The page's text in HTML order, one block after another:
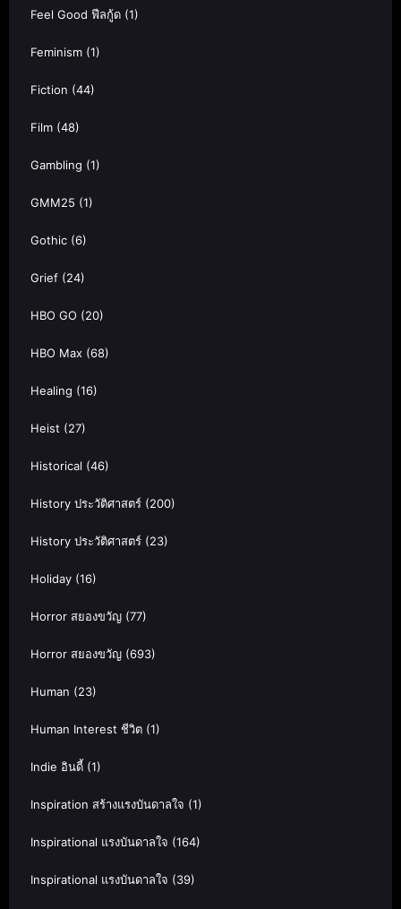
Feel Good ฟีลกู้ด (1)
Feminism (1)
Fiction (44)
Film (48)
Gambling (1)
GMM25 (1)
Gothic (6)
Grief (24)
HBO GO (20)
HBO Max (68)
Healing (16)
Heist (27)
Historical (46)
History ประวัติศาสตร์ (200)
History ประวัติศาสตร์ (23)
Holiday (16)
Horror สยองขวัญ (77)
Horror สยองขวัญ (693)
Human (23)
Human Interest ชีวิต (1)
Indie อินดี้ (1)
Inspiration สร้างแรงบันดาลใจ (1)
Inspirational แรงบันดาลใจ (164)
Inspirational แรงบันดาลใจ (39)